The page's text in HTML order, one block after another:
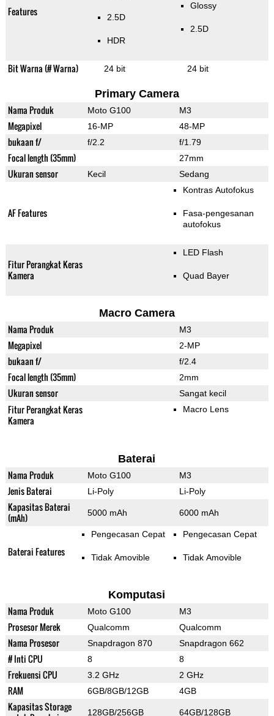
Features 2.5D
HDR
Glossy
2.5D
Bit Warna (# Warna) 24 bit 24 bit
Primary Camera
Nama Produk Moto G100 M3
Megapixel 16-MP 48-MP
bukaan f/ f/2.2 f/1.79
Focal length (35mm) 27mm
Ukuran sensor Kecil Sedang
AF Features
Kontras Autofokus
Fasa-pengesanan
autofokus
Fitur Perangkat Keras
Kamera
LED Flash
Quad Bayer
Macro Camera
Nama Produk M3
Megapixel 2-MP
bukaan f/ f/2.4
Focal length (35mm) 2mm
Ukuran sensor Sangat kecil
Fitur Perangkat Keras
Kamera
Macro Lens
Baterai
Nama Produk Moto G100 M3
Jenis Baterai Li-Poly Li-Poly
Kapasitas Baterai
(mAh)
5000 mAh 6000 mAh
Baterai Features
Pengecasan Cepat
Tidak Amovible
Pengecasan Cepat
Tidak Amovible
Komputasi
Nama Produk Moto G100 M3
Prosesor Merek Qualcomm Qualcomm
Nama Prosesor Snapdragon 870 Snapdragon 662
# Inti CPU 8 8
Frekuensi CPU 3.2 GHz 2 GHz
RAM 6GB/8GB/12GB 4GB
Kapasitas Storage
128GB/256GB 64GB/128GB